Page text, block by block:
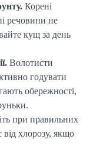
Корені
речовини не
кущ за день
Волотисти
годувати
обережності,
при правильних
хлорозу, якщо